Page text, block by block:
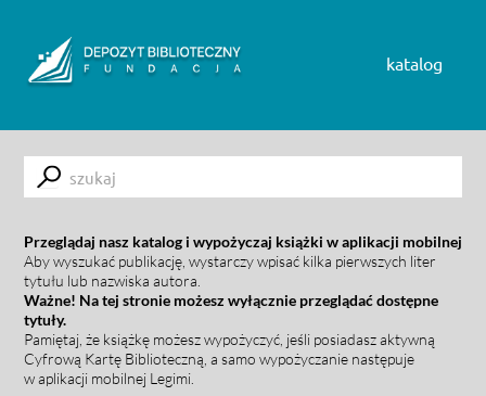
katalog
Submit
Przeglądaj nasz katalog i wypożyczaj książki w aplikacji mobilnej
Aby wyszukać publikację, wystarczy wpisać kilka pierwszych liter
tytułu lub nazwiska autora.
Ważne! Na tej stronie możesz wyłącznie przeglądać dostępne
tytuły.
Pamiętaj, że książkę możesz wypożyczyć, jeśli posiadasz aktywną
Cyfrową Kartę Biblioteczną, a samo wypożyczanie następuje
w aplikacji mobilnej Legimi.